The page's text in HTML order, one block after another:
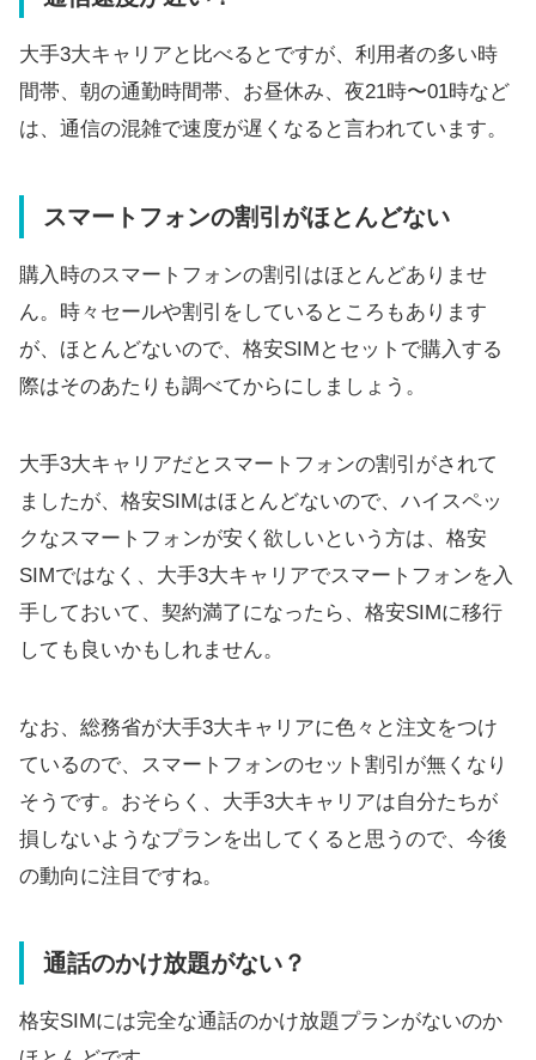
大手3大キャリアと比べるとですが、利用者の多い時
間帯、朝の通勤時間帯、お昼休み、夜21時〜01時など
は、通信の混雑で速度が遅くなると言われています。
スマートフォンの割引がほとんどない
購入時のスマートフォンの割引はほとんどありませ
ん。時々セールや割引をしているところもあります
が、ほとんどないので、格安SIMとセットで購入する
際はそのあたりも調べてからにしましょう。
大手3大キャリアだとスマートフォンの割引がされて
ましたが、格安SIMはほとんどないので、ハイスペッ
クなスマートフォンが安く欲しいという方は、格安
SIMではなく、大手3大キャリアでスマートフォンを入
手しておいて、契約満了になったら、格安SIMに移行
しても良いかもしれません。
なお、総務省が大手3大キャリアに色々と注文をつけ
ているので、スマートフォンのセット割引が無くなり
そうです。おそらく、大手3大キャリアは自分たちが
損しないようなプランを出してくると思うので、今後
の動向に注目ですね。
通話のかけ放題がない？
格安SIMには完全な通話のかけ放題プランがないのか